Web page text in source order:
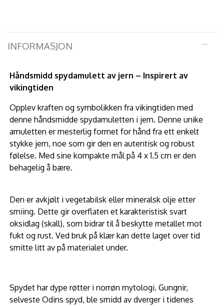
INFORMASJON
Håndsmidd spydamulett av jern – Inspirert av
vikingtiden
Opplev kraften og symbolikken fra vikingtiden med
denne håndsmidde spydamuletten i jern. Denne unike
amuletten er mesterlig formet for hånd fra ett enkelt
stykke jern, noe som gir den en autentisk og robust
følelse. Med sine kompakte mål på 4 x 1.5 cm er den
behagelig å bære.
Den er avkjølt i vegetabilsk eller mineralsk olje etter
smiing. Dette gir overflaten et karakteristisk svart
oksidlag (skall), som bidrar til å beskytte metallet mot
fukt og rust. Ved bruk på klær kan dette laget over tid
smitte litt av på materialet under.
Spydet har dype røtter i norrøn mytologi. Gungnir,
selveste Odins spyd, ble smidd av dverger i tidenes